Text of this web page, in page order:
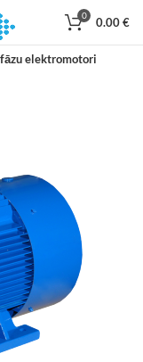
0 0.00€
elektromotori